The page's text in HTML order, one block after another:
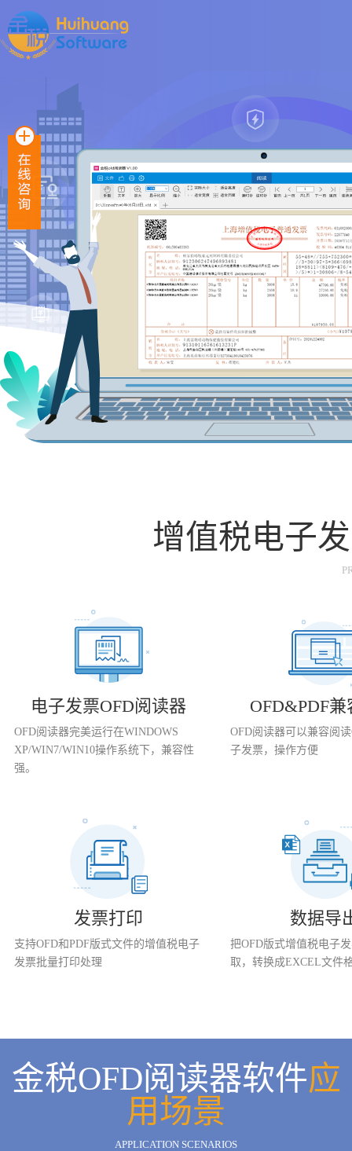
增值税电子
电子发票OFD阅读器
OFD阅读器完美运行在WINDOWS
XP/WIN7/WIN10操作系统下，兼容性
强。
OFD&PDF
OFD阅读器可以兼容阅
子发票，操作方便
发票打印
支持OFD和PDF版式文件的增值税电子
发票批量打印处理
数据导
把OFD版式增值税电子
取，转换成EXCEL文件
金税OFD阅读器软件应
用场景
APPLICATION SCENARIOS